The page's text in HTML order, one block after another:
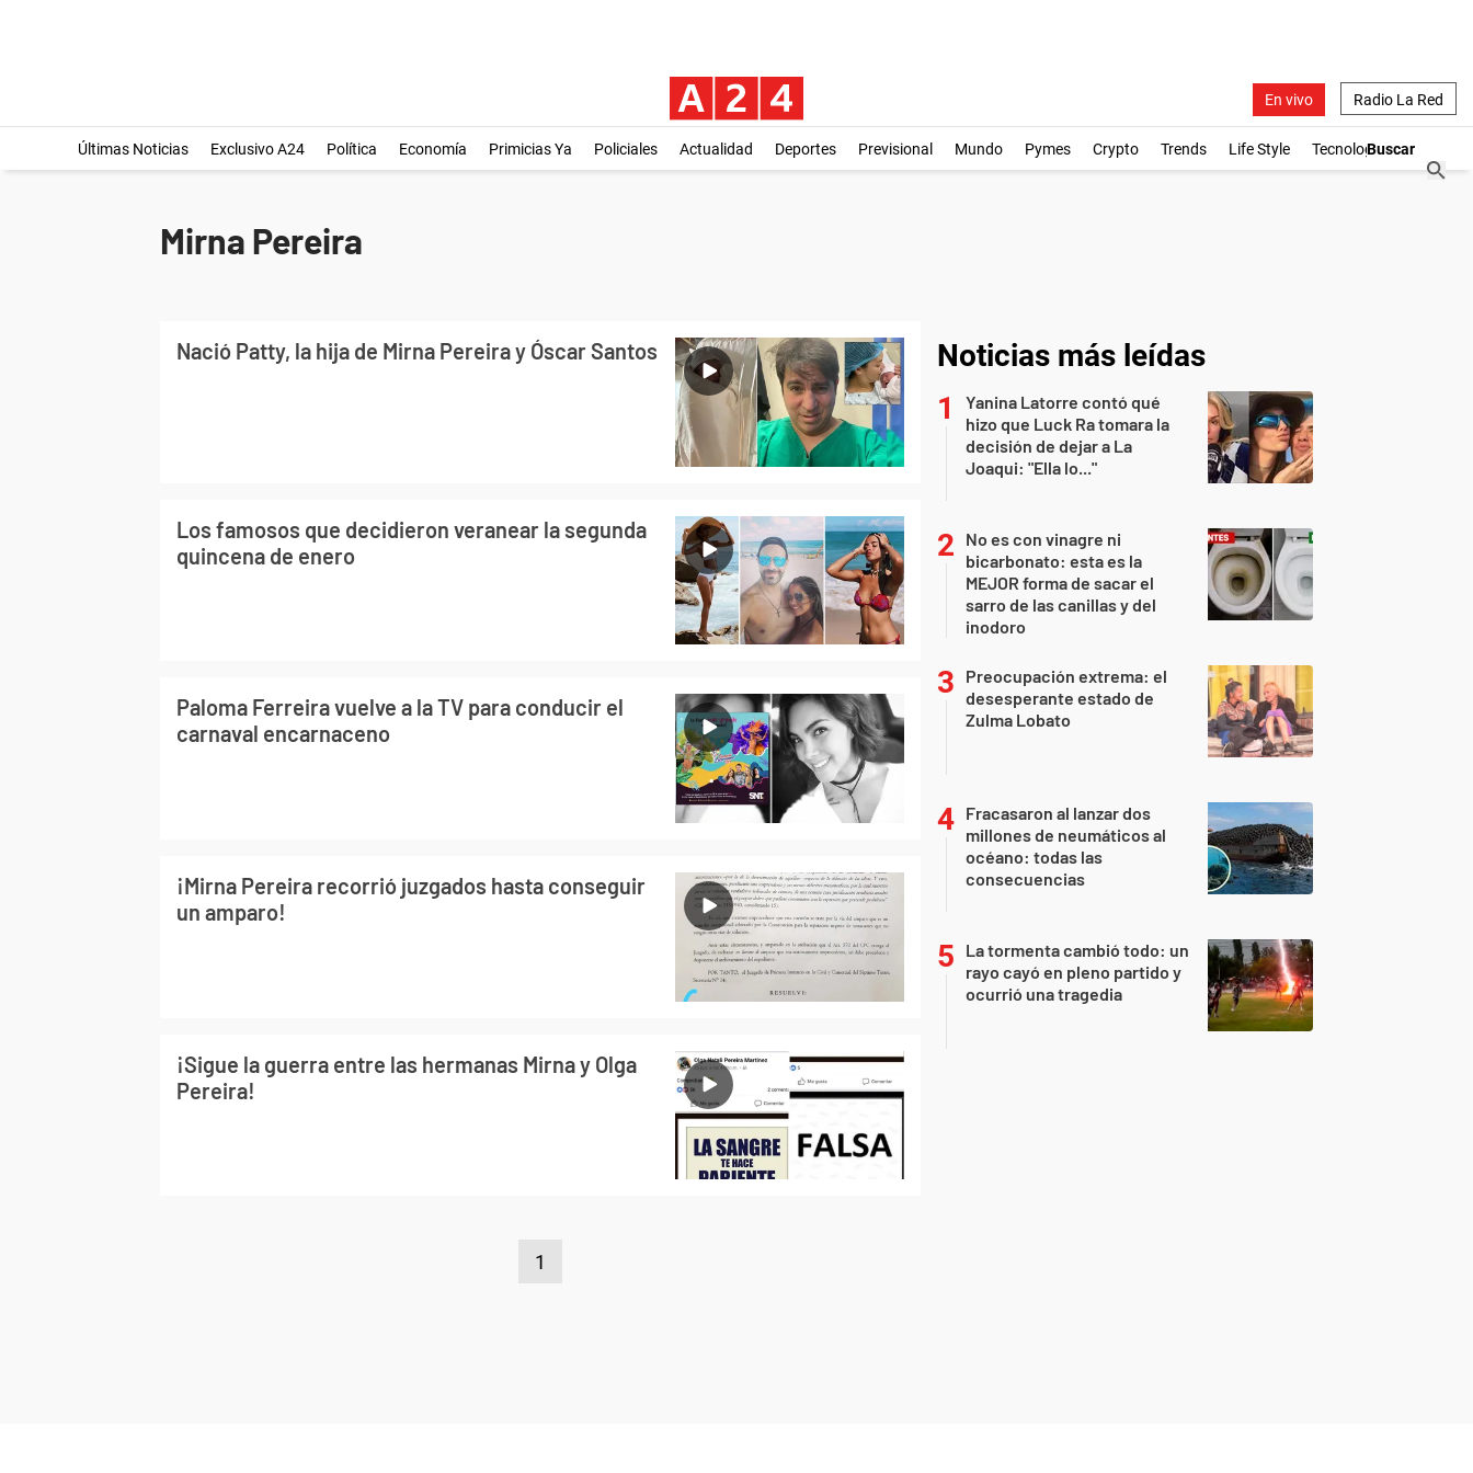
En vivo Radio La Red
Últimas Noticias Exclusivo A24 Política Economía Primicias Ya Policiales Actualidad Deportes Previsional Mundo Pymes Crypto Trends Life Style Tecnología
Mirna Pereira
Nació Patty, la hija de Mirna Pereira y Óscar Santos
Los famosos que decidieron veranear la segunda
quincena de enero
Paloma Ferreira vuelve a la TV para conducir el
carnaval encarnaceno
¡Mirna Pereira recorrió juzgados hasta conseguir
un amparo!
¡Sigue la guerra entre las hermanas Mirna y Olga
Pereira!
1
Noticias más leídas
Yanina Latorre contó qué
hizo que Luck Ra tomara la
decisión de dejar a La
Joaqui: "Ella lo..."
No es con vinagre ni
bicarbonato: esta es la
MEJOR forma de sacar el
sarro de las canillas y del
inodoro
Preocupación extrema: el
desesperante estado de
Zulma Lobato
Fracasaron al lanzar dos
millones de neumáticos al
océano: todas las
consecuencias
La tormenta cambió todo: un
rayo cayó en pleno partido y
ocurrió una tragedia